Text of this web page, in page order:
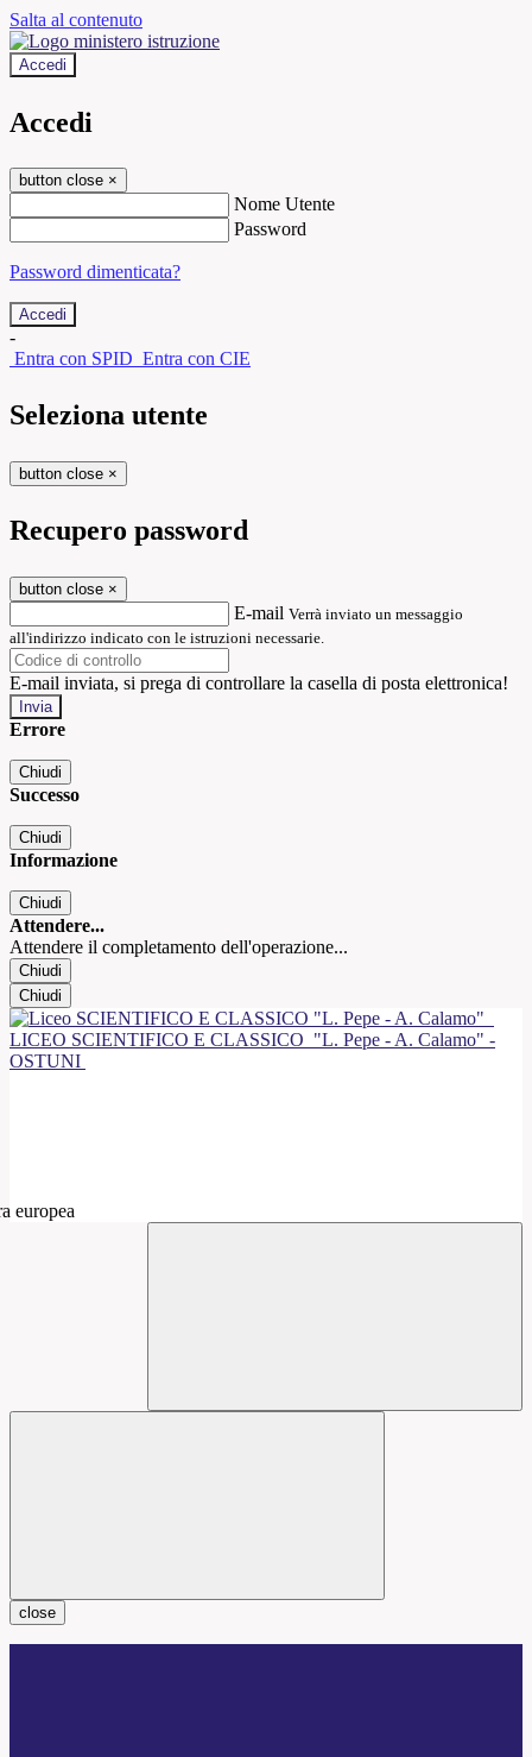
Salta al contenuto
Accedi
Accedi
button close ×
Nome Utente
Password
Password dimenticata?
-
Entra con SPID Entra con CIE
Seleziona utente
button close ×
Recupero password
button close ×
E-mail Verrà inviato un messaggio
all'indirizzo indicato con le istruzioni necessarie.
E-mail inviata, si prega di controllare la casella di posta elettronica!
Errore
Chiudi
Successo
Chiudi
Informazione
Chiudi
Attendere...
Attendere il completamento dell'operazione...
Chiudi
Chiudi
LICEO SCIENTIFICO E CLASSICO "L. Pepe - A. Calamo" -
OSTUNI
close